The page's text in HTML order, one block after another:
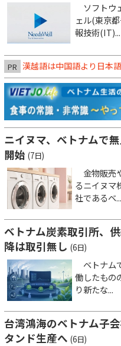
ソフトウ
ェル(東京
報技術(IT)...
PR 漢越語は中国語より日本
ニイヌマ、ベトナムで
開始 (7日)
金物販売
るニイヌマ
社であるベ...
ベトナム炭素取引所、
降は取引無し (6日)
ベトナム
働したもの
り新たな...
台湾鴻海のベトナム子
タンド生産へ (6日)